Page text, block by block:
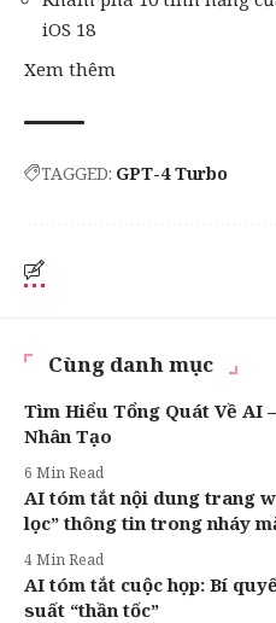
iOS 18
Xem thêm
TAGGED: GPT-4 Turbo
Cùng danh mục
Tìm Hiểu Tổng Quát Về AI
Nhân Tạo
6 Min Read
AI tóm tắt nội dung trang
lọc” thông tin trong nháy
4 Min Read
AI tóm tắt cuộc họp: Bí
suất “thần tốc”